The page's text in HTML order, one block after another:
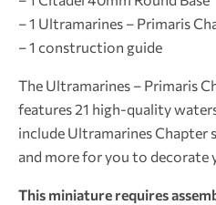
– 1 Ultramarines – Primaris
– 1 construction guide
The Ultramarines – Primaris
features 21 high-quality
include Ultramarines Chapter
and more for you to decorate
This miniature requires